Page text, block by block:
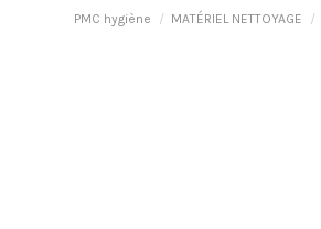
PMC hygiène MATÉRIEL NETTOYAGE